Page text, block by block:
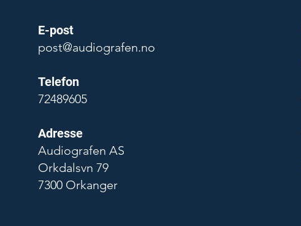
E-post
post@audiografen.no
Telefon
72489605
Adresse
Audiografen AS
Orkdalsvn 79
7300 Orkanger